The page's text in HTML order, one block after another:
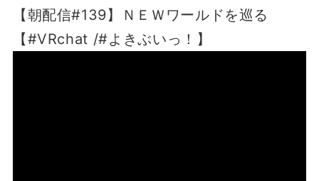
【朝配信#139】ＮＥＷワールドを巡る
【#VRchat /#よきぶいっ！】